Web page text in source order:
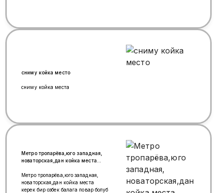
сниму койка место
сниму койка места
Метро тропарёва,юго западная,
новаторская,дан койка места
болуб иштейт
Метро тропарёва,юго западная,
новаторская,дан койка места
керек бир озбек балага повар болуб